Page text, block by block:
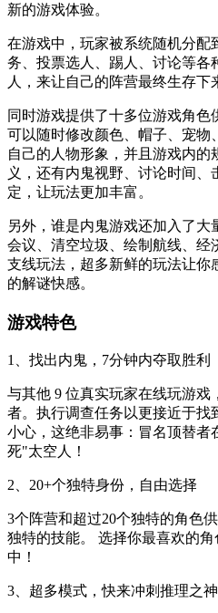
新的游戏体验。
在游戏中，玩家被系统随机分配
务、投票选人、踢人、讨论等各
人，来让自己的阵营最终生存下
同时游戏提供了十多位游戏角
可以随时修改颜色、帽子、宠物
自己的人物形象，并且游戏内的
义，还有内鬼视野、讨论时间
定，让玩法更加丰富。
另外，谁是内鬼游戏还加入了大
会议、清空垃圾、绘制航线、经
支线玩法，超多新鲜的玩法让你
的解谜快感。
游戏特色
1、找出内鬼，7分钟内夺取胜利
与其他 9 位真实玩家在线玩游
者。执行调查任务以更接近于找
小心，这绝非易事：冒名顶替
死"太空人！
2、20+个独特身份，自由选择
3个阵营和超过20个独特的角色
独特的技能。 选择你最喜欢的
中！
3、超多模式，快来冲刺推理之神